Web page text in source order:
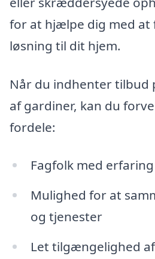
for at hjælpe dig med at
løsning til dit hjem.
Når du indhenter
af gardiner, kan du
fordele:
Fagfolk med
Mulighed for at
og tjenester
Let tilgængelighed